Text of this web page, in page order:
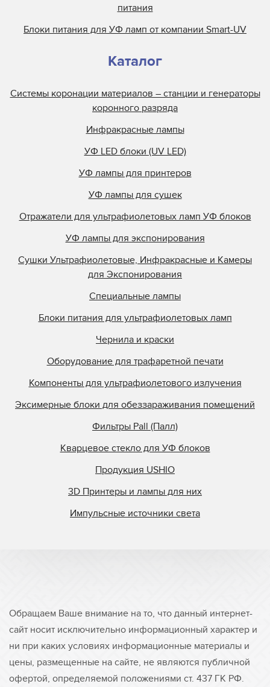
питания
Блоки питания для УФ ламп от компании Smart-UV
Каталог
Системы коронации материалов – станции и генераторы
коронного разряда
Инфракрасные лампы
УФ LED блоки (UV LED)
УФ лампы для принтеров
УФ лампы для сушек
Отражатели для ультрафиолетовых ламп УФ блоков
УФ лампы для экспонирования
Сушки Ультрафиолетовые, Инфракрасные и Камеры
для Экспонирования
Специальные лампы
Блоки питания для ультрафиолетовых ламп
Чернила и краски
Оборудование для трафаретной печати
Компоненты для ультрафиолетового излучения
Эксимерные блоки для обеззараживания помещений
Фильтры Pall (Палл)
Кварцевое стекло для УФ блоков
Продукция USHIO
3D Принтеры и лампы для них
Импульсные источники света
Обращаем Ваше внимание на то, что данный интернет-
сайт носит исключительно информационный характер и
ни при каких условиях информационные материалы и
цены, размещенные на сайте, не являются публичной
офертой, определяемой положениями ст. 437 ГК РФ.